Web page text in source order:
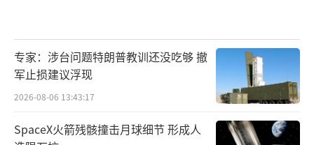
专家：涉台问题特朗普教训还没吃够 撤
军止损建议浮现
2026-08-06 13:43:17
SpaceX火箭残骸撞击月球细节 形成人